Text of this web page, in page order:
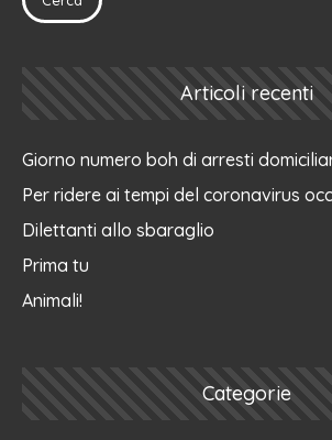
Articoli recenti
Giorno numero boh di arresti
Per ridere ai tempi del coronavirus
Dilettanti allo sbaraglio
Prima tu
Animali!
Categorie